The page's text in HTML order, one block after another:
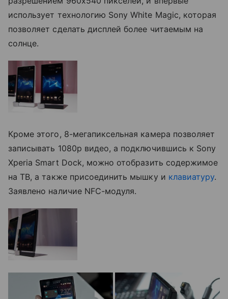
использует технологию Sony White Magic, которая
позволяет сделать дисплей более читаемым на
солнце.
Кроме этого, 8-мегапиксельная камера позволяет
записывать 1080p видео, а подключившись к Sony
Xperia Smart Dock, можно отобразить содержимое
на ТВ, а также присоединить мышку и клавиатуру.
Заявлено наличие NFC-модуля.